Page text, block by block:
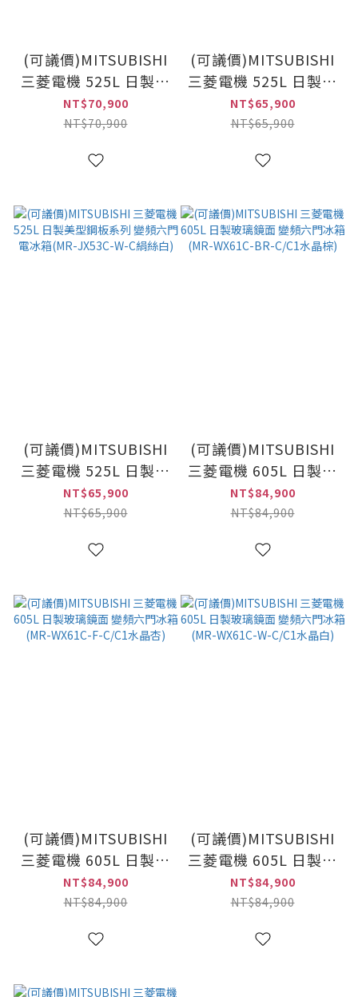
(可議價)MITSUBISHI
三菱電機 525L 日製全
鏡面美型設計款 變頻
六門冰箱(MR-WX53C-
NT$70,900
NT$70,900
(可議價)MITSUBISHI
三菱電機 525L 日製美
型鋼板系列 變頻六門
電冰箱(MR-JX53C-N-
NT$65,900
NT$65,900
(可議價)MITSUBISHI
三菱電機 525L 日製美
型鋼板系列 變頻六門
電冰箱(MR-JX53C-W-
NT$65,900
NT$65,900
(可議價)MITSUBISHI
三菱電機 605L 日製玻
璃鏡面 變頻六門冰箱
(MR-WX61C-BR-C/C1
NT$84,900
NT$84,900
(可議價)MITSUBISHI
三菱電機 605L 日製玻
璃鏡面 變頻六門冰箱
(MR-WX61C-F-C/C1
NT$84,900
NT$84,900
(可議價)MITSUBISHI
三菱電機 605L 日製玻
璃鏡面 變頻六門冰箱
(MR-WX61C-W-C/C1
NT$84,900
NT$84,900